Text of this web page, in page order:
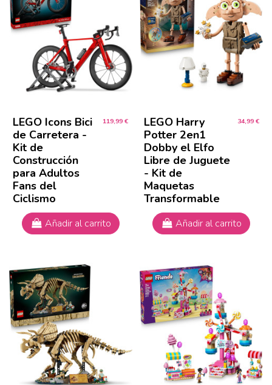
LEGO Icons Bici
de Carretera -
Kit de
Construcción
para Adultos
Fans del
Ciclismo
119,99 €
Añadir al carrito
LEGO Harry
Potter 2en1
Dobby el Elfo
Libre de Juguete
- Kit de
Maquetas
Transformable
34,99 €
Añadir al carrito